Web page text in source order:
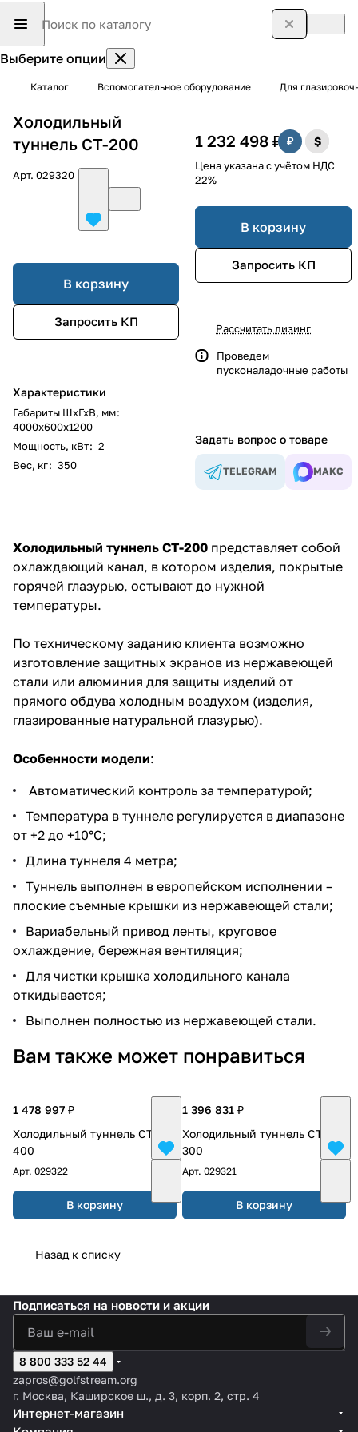
Выберите опции
Каталог Вспомогательное оборудование Для
Холодильный
туннель CT-200
Арт. 029320
В корзину
Запросить КП
Характеристики
Габариты ШхГхВ, мм:
4000х600х1200
Мощность, кВт: 2
Вес, кг: 350
1 232 498 ₽
Цена указана с учётом НДС
22%
В корзину
Запросить КП
Рассчитать лизинг
Проведем
пусконаладочные работы
Задать вопрос о товаре
TELEGRAM МАКС
Холодильный туннель CT-200 представляет собой
охлаждающий канал, в котором изделия, покрытые
горячей глазурью, остывают до нужной
температуры.
По техническому заданию клиента возможно
изготовление защитных экранов из нержавеющей
стали или алюминия для защиты изделий от
прямого обдува холодным воздухом (изделия,
глазированные натуральной глазурью).
Особенности модели:
Автоматический контроль за температурой;
Температура в туннеле регулируется в диапазоне
от +2 до +10°C;
Длина туннеля 4 метра;
Туннель выполнен в европейском исполнении –
плоские съемные крышки из нержавеющей стали;
Вариабельный привод ленты, круговое
охлаждение, бережная вентиляция;
Для чистки крышка холодильного канала
откидывается;
Выполнен полностью из нержавеющей стали.
Вам также может понравиться
1 478 997 ₽
Холодильный туннель CT-
400
Арт. 029322
В корзину
1 396 831 ₽
Холодильный туннель CT-
300
Арт. 029321
В корзину
Назад к списку
Подписаться на новости и акции
8 800 333 52 44
zapros@golfstream.org
г. Москва, Каширское ш., д. 3, корп. 2, стр. 4
Интернет-магазин